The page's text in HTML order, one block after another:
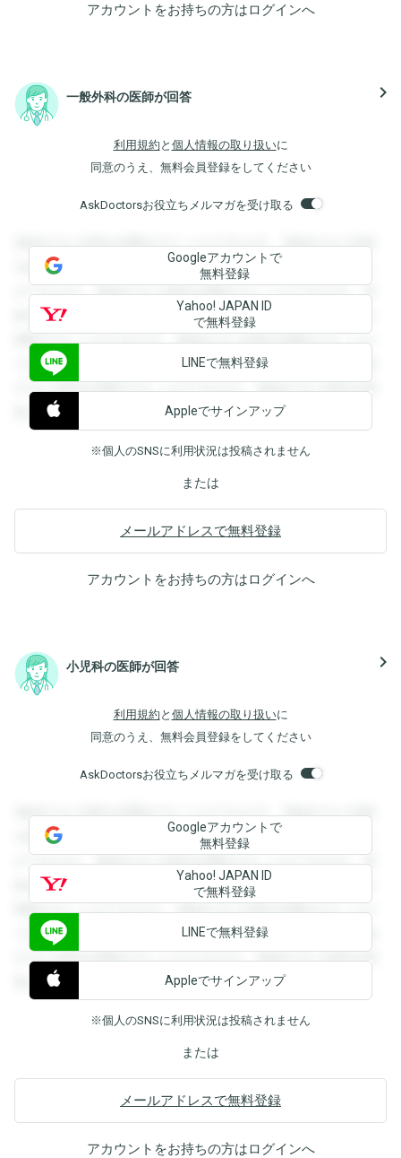
アカウントをお持ちの方はログインへ
一般外科の医師が回答 navigate_next
利用規約 と 個人情報の取り扱いに
同意のうえ、無料会員登録をしてください
AskDoctorsお役立ちメルマガを受け取る
登録すると回答を閲覧することができます。登録すると回答
を閲覧することができます。登録すると回答を閲覧すること
ができます。登録すると回答を閲覧することができます。登
録すると回答を閲覧することができます。登録すると回答を
閲覧することができます。登録すると回答を閲覧することが
できます。登録すると回答を閲覧することができます。登録
すると回答を閲覧することができます。登録すると回答を閲
覧することができます。
Googleアカウントで
無料登録
Yahoo! JAPAN ID
で無料登録
LINEで無料登録
Appleでサインアップ
※個人のSNSに利用状況は投稿されません
または
メールアドレスで無料登録
アカウントをお持ちの方はログインへ
小児科の医師が回答 navigate_next
利用規約 と 個人情報の取り扱いに
同意のうえ、無料会員登録をしてください
AskDoctorsお役立ちメルマガを受け取る
登録すると回答を閲覧することができます。登録すると回答
を閲覧することができます。登録すると回答を閲覧すること
ができます。登録すると回答を閲覧することができます。登
録すると回答を閲覧することができます。登録すると回答を
閲覧することができます。登録すると回答を閲覧することが
できます。登録すると回答を閲覧することができます。登録
すると回答を閲覧することができます。登録すると回答を閲
覧することができます。
Googleアカウントで
無料登録
Yahoo! JAPAN ID
で無料登録
LINEで無料登録
Appleでサインアップ
※個人のSNSに利用状況は投稿されません
または
メールアドレスで無料登録
アカウントをお持ちの方はログインへ